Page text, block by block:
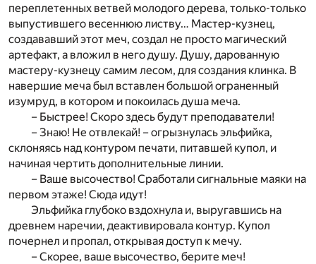
переплетенных ветвей молодого дерева, только-только
выпустившего весеннюю листву… Мастер-кузнец,
создававший этот меч, создал не просто магический
артефакт, а вложил в него душу. Душу, дарованную
мастеру-кузнецу самим лесом, для создания клинка. В
навершие меча был вставлен большой ограненный
изумруд, в котором и покоилась душа меча.
– Быстрее! Скоро здесь будут преподаватели!
– Знаю! Не отвлекай! – огрызнулась эльфийка,
склоняясь над контуром печати, питавшей купол, и
начиная чертить дополнительные линии.
– Ваше высочество! Сработали сигнальные маяки на
первом этаже! Сюда идут!
Эльфийка глубоко вздохнула и, выругавшись на
древнем наречии, деактивировала контур. Купол
почернел и пропал, открывая доступ к мечу.
– Скорее, ваше высочество, берите меч!